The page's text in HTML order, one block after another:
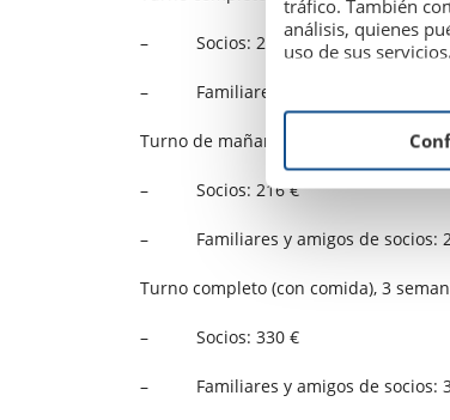
– Socios: 245 €
– Familiares y amigos de socios:
Turno de mañana (sin comida) 3
– Socios: 216 €
– Familiares y amigos de socios:
Turno completo (con comida), 3
– Socios: 330 €
– Familiares y amigos de socios:
tráfico. También
análisis, quienes
uso de sus servicios.